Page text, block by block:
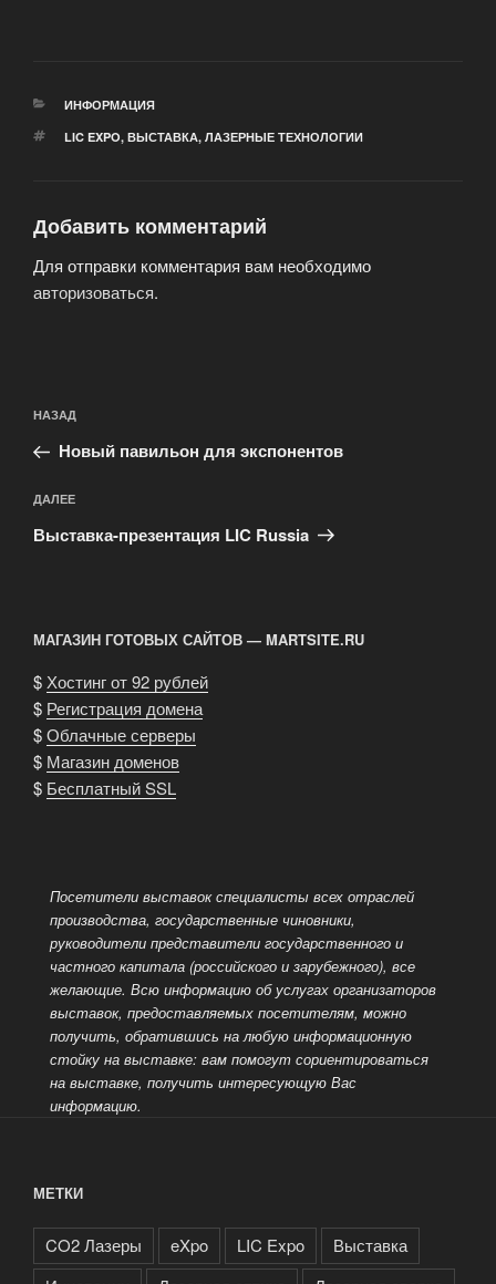
РУБРИКИ
ИНФОРМАЦИЯ
МЕТКИ
LIC EXPO, ВЫСТАВКА, ЛАЗЕРНЫЕ ТЕХНОЛОГИИ
Добавить комментарий
Для отправки комментария вам необходимо
авторизоваться.
по
записям
Предыдущая
запись:
НАЗАД
Новый павильон для экспонентов
Следующая
запись
ДАЛЕЕ
Выставка-презентация LIC Russia
МАГАЗИН ГОТОВЫХ САЙТОВ — MARTSITE.RU
$Хостинг от 92 рублей
$ Регистрация домена
$Облачные серверы
$ Магазин доменов
$ Бесплатный SSL
Посетители выставок специалисты всех отраслей
производства, государственные чиновники,
руководители представители государственного и
частного капитала (российского и зарубежного), все
желающие. Всю информацию об услугах организаторов
выставок, предоставляемых посетителям, можно
получить, обратившись на любую информационную
стойку на выставке: вам помогут сориентироваться
на выставке, получить интересующую Вас
информацию.
МЕТКИ
CO2 Лазеры eXpo LIC Expo
Выставка